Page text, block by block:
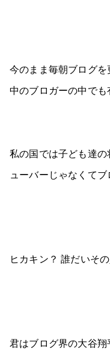
今のまま毎朝ブログ
中のブロガーの中でも
私の国では子ども達
ューバーじゃなくてブ
ヒカキン？ 誰だいそ
君はブログ界の大谷翔